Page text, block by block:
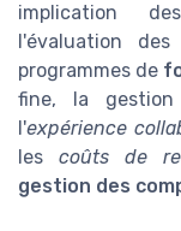
implication
l'évaluation
programmes de
fine, la
l'expérience
lescoûts de
gestion des